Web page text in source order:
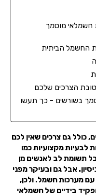
חשמלאי מוסמך
החשמל הביתית
הצרכים שלכם
בשורשים - כך תעשו
כולל גם צרכים שאין לכם
לבעיות מקצועיות כמו
תשומת לב לאנשים מן
אבל גם ובעיקר מפני
מערכות חשמל. ולכן,
בידיים של חשמלאי